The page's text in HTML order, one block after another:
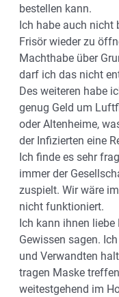
bestellen kann.
Ich habe auch nicht
Frisör wieder zu
Machthabe über
darf ich das nicht
Des weiteren habe
genug Geld um
oder Altenheime,
der Infizierten eine
Ich finde es sehr
immer der
zuspielt. Wir wäre
nicht funktioniert.
Ich kann ihnen
Gewissen sagen.
und Verwandten
tragen Maske
weitestgehend im